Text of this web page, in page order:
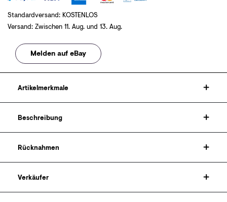
Standardversand: KOSTENLOS
Versand: Zwischen 11. Aug. und 13. Aug.
Melden auf eBay
Artikelmerkmale
Beschreibung
Rücknahmen
Verkäufer